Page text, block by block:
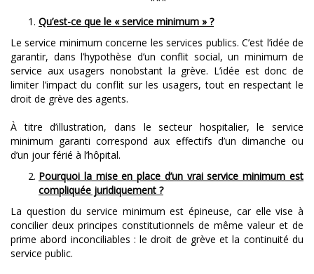
Qu’est-ce que le « service minimum » ?
Le service minimum concerne les services publics. C’est l’idée de
garantir, dans l’hypothèse d’un conflit social, un minimum de
service aux usagers nonobstant la grève. L’idée est donc de
limiter l’impact du conflit sur les usagers, tout en respectant le
droit de grève des agents.
À titre d’illustration, dans le secteur hospitalier, le service
minimum garanti correspond aux effectifs d’un dimanche ou
d’un jour férié à l’hôpital.
Pourquoi la mise en place d’un vrai service minimum est
compliquée juridiquement ?
La question du service minimum est épineuse, car elle vise à
concilier deux principes constitutionnels de même valeur et de
prime abord inconciliables : le droit de grève et la continuité du
service public.